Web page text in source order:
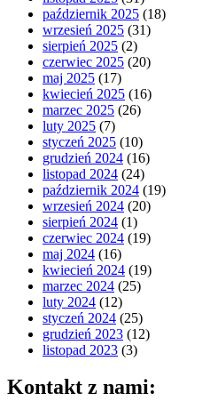
październik 2025 (18)
wrzesień 2025 (31)
sierpień 2025 (2)
czerwiec 2025 (20)
maj 2025 (17)
kwiecień 2025 (16)
marzec 2025 (26)
luty 2025 (7)
styczeń 2025 (10)
grudzień 2024 (16)
listopad 2024 (24)
październik 2024 (19)
wrzesień 2024 (20)
sierpień 2024 (1)
czerwiec 2024 (19)
maj 2024 (16)
kwiecień 2024 (19)
marzec 2024 (25)
luty 2024 (12)
styczeń 2024 (25)
grudzień 2023 (12)
listopad 2023 (3)
Kontakt z nami: